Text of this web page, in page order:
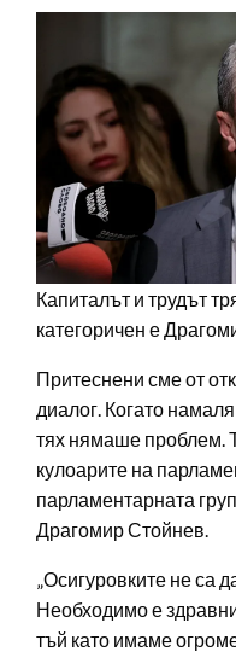
Капиталът и трудът
категоричен е
Притеснени сме от
диалог. Когато
тях нямаше проблем.
кулоарите на
парламентарната
Драгомир Стойнев.
„Осигуровките не са
Необходимо е
тъй като имаме